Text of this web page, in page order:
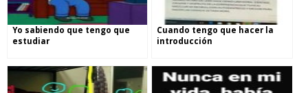
Yo sabiendo que tengo que
estudiar
Cuando tengo que hacer la
introducción